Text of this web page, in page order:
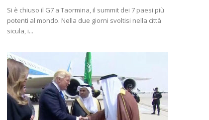
Si è chiuso il G7 a Taormina, il summit dei 7 paesi più
potenti al mondo. Nella due giorni svoltisi nella città
sicula, i...